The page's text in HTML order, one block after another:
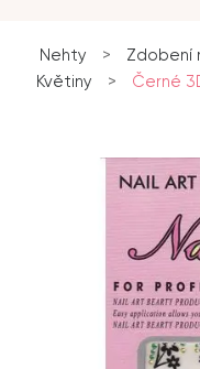
Nehty > Zdobení
Květiny
> Černé